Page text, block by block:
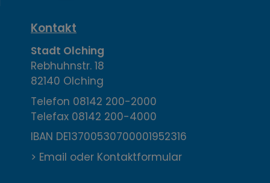
K
o
n
t
a
k
Kontakt
Stadt Olching
Rebhuhnstr. 18
82140 Olching
Telefon 08142 200-2000
Telefax 08142 200-4000
IBAN DE13700530700001952316
> Email oder Kontaktformular